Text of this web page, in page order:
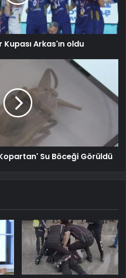
Arkas'ın oldu
Su Böceği Görüldü